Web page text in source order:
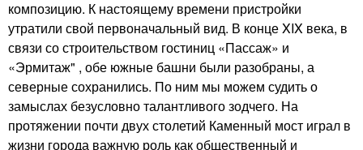
композицию. К настоящему времени пристройки
утратили свой первоначальный вид. В конце XIX века, в
связи со строительством гостиниц «Пассаж» и
«Эрмитаж" , обе южные башни были разобраны, а
северные сохранились. По ним мы можем судить о
замыслах безусловно талантливого зодчего. На
протяжении почти двух столетий Каменный мост играл в
жизни города важную роль как общественный и